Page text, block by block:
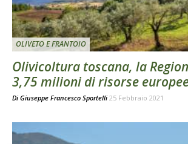
OLIVETO E FRANTOIO
Olivicoltura toscana, la
3,75 milioni di risorse
Di Giuseppe Francesco Sportelli 25 Febbraio 2021